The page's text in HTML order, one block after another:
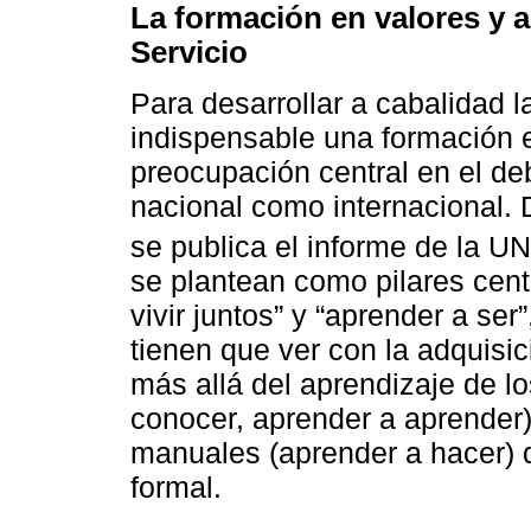
La formación en valores y
Servicio
Para desarrollar a cabalidad
indispensable una formación
preocupación central en el
nacional como internacional.
se publica el informe de la
se plantean como pilares
vivir juntos” y “aprender a
tienen que ver con la
más allá del aprendizaje de
conocer, aprender a
manuales (aprender a
formal.